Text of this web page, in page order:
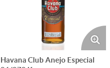
Havana Club Anejo Especial